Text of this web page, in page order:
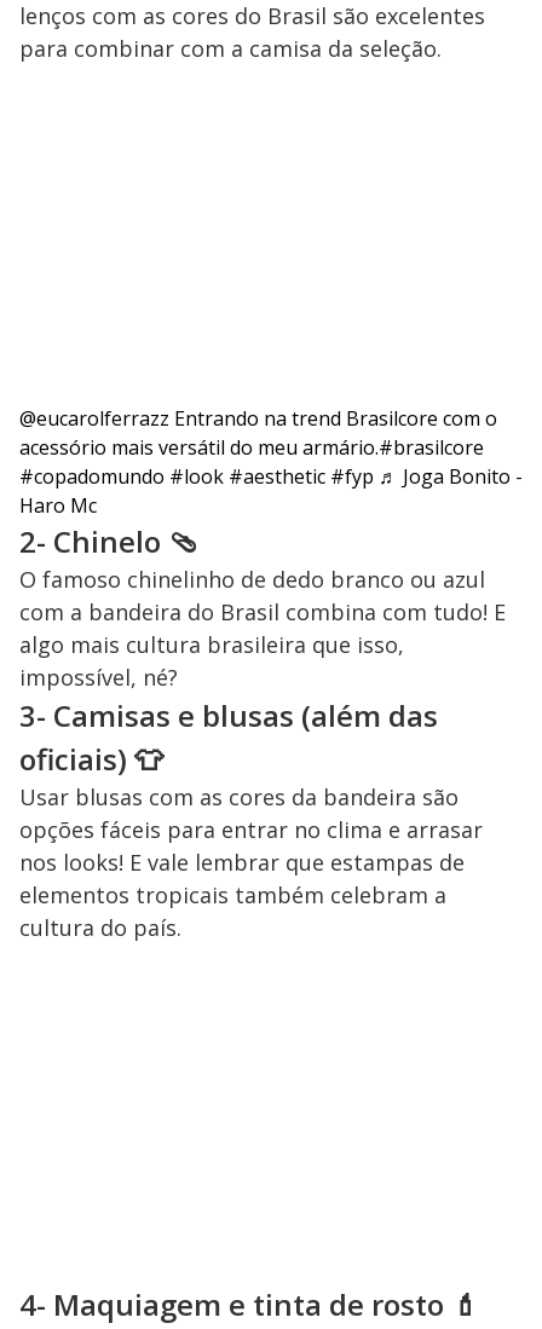
lenços com as cores do Brasil são excelentes
para combinar com a camisa da seleção.
@eucarolferrazz Entrando na trend Brasilcore com o
acessório mais versátil do meu armário.#brasilcore
#copadomundo #look #aesthetic #fyp ♬ Joga Bonito -
Haro Mc
2- Chinelo 🩴
O famoso chinelinho de dedo branco ou azul
com a bandeira do Brasil combina com tudo! E
algo mais cultura brasileira que isso,
impossível, né?
3- Camisas e blusas (além das
oficiais) 👕
Usar blusas com as cores da bandeira são
opções fáceis para entrar no clima e arrasar
nos looks! E vale lembrar que estampas de
elementos tropicais também celebram a
cultura do país.
4- Maquiagem e tinta de rosto 💄